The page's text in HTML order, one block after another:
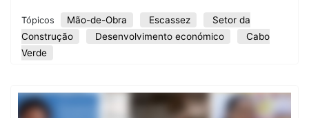
Tópicos Mão-de-Obra Escassez
Setor da
Construção
Desenvolvimento económico
Cabo
Verde